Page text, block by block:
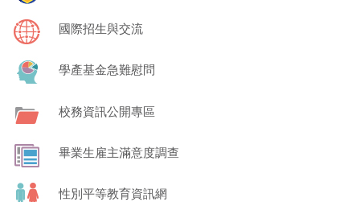
國際招生與交流
學產基金急難慰問
校務資訊公開專區
畢業生雇主滿意度調查
性別平等教育資訊網